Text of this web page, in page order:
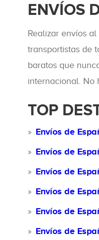
ENVÍOS
Realizar envíos
transportistas de
baratos que
internacional. No
TOP
Envíos de
Envíos de
Envíos de
Envíos de
Envíos de
Envíos de